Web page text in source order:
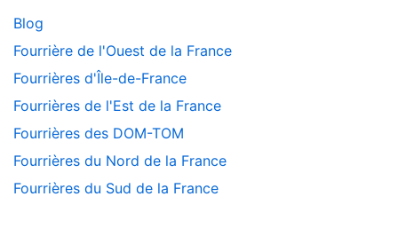
Blog
Fourrière de l'Ouest de la France
Fourrières d'Île-de-France
Fourrières de l'Est de la France
Fourrières des DOM-TOM
Fourrières du Nord de la France
Fourrières du Sud de la France